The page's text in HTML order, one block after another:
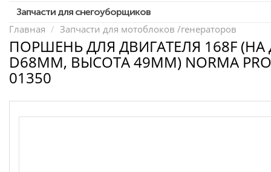
Запчасти для перфораторов и отбойных молотков
Запчасти для УШМ (болгарок)
Запчасти для электроинструмента другие
Конденсаторы
Скидка 50%
Запчасти для снегоуборщиков
Главная Запчасти для мотоблоков /генераторов
ПОРШЕНЬ ДЛЯ ДВИГАТЕЛЯ 168F (НА
D68ММ, ВЫСОТА 49ММ) NORMA
01350